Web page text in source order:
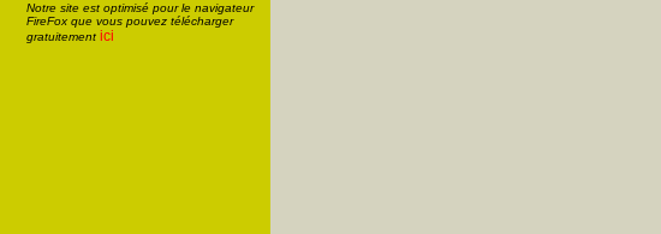
Notre site est optimisé pour le navigateur
FireFox que vous pouvez télécharger
gratuitement ici